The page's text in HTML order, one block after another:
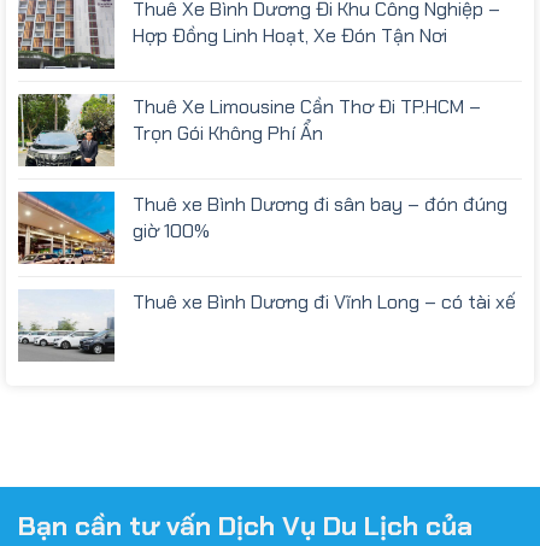
Thuê Xe Bình Dương Đi Khu Công Nghiệp –
Hợp Đồng Linh Hoạt, Xe Đón Tận Nơi
Thuê Xe Limousine Cần Thơ Đi TP.HCM –
Trọn Gói Không Phí Ẩn
Thuê xe Bình Dương đi sân bay – đón đúng
giờ 100%
Thuê xe Bình Dương đi Vĩnh Long – có tài xế
Bạn cần tư vấn Dịch Vụ Du Lịch của